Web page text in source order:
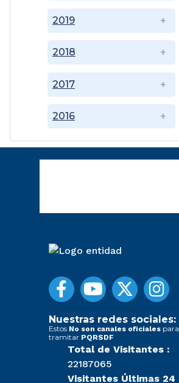
2016
2017
2018
2019
Nuestras redes sociales:
Estos No son canales oficiales para
tramitar PQRSDF
Total de Visitantes :
22187065
Visitantes Últimas 24